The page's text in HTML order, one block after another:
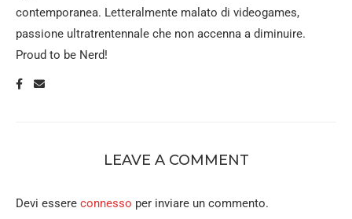
contemporanea. Letteralmente malato di videogames,
passione ultratrentennale che non accenna a diminuire.
Proud to be Nerd!
LEAVE A COMMENT
Devi essere connesso per inviare un commento.